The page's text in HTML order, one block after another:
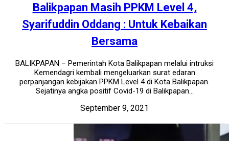
Balikpapan Masih PPKM Level 4,
Syarifuddin Oddang : Untuk Kebaikan
Bersama
BALIKPAPAN – Pemerintah Kota Balikpapan melalui intruksi
Kemendagri kembali mengeluarkan surat edaran
perpanjangan kebijakan PPKM Level 4 di Kota Balikpapan.
Sejatinya angka positif Covid-19 di Balikpapan...
September 9, 2021